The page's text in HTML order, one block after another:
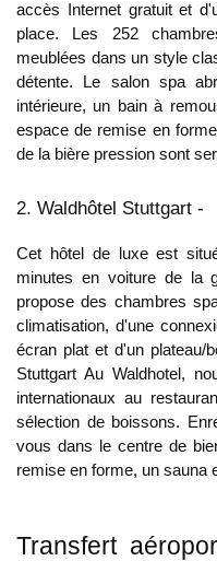
accès Internet gratuit et
place. Les 252
meublées dans un style
détente. Le salon spa
intérieure, un bain à
espace de remise en
de la bière pression sont
2. Waldhôtel Stuttgart -
Cet hôtel de luxe est
minutes en voiture de la
propose des chambres
climatisation, d'une
écran plat et d'un plateau/
Stuttgart Au Waldhotel,
internationaux au
sélection de boissons.
vous dans le centre de
remise en forme, un sauna
Transfert